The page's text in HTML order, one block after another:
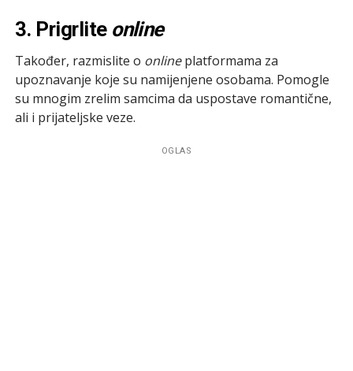
3. Prigrlite online
Također, razmislite o onlineplatformama za
upoznavanje koje su namijenjene osobama. Pomogle
su mnogim zrelim samcima da uspostave romantične,
ali i prijateljske veze.
OGLAS